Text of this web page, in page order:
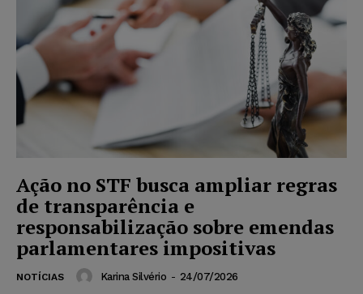
Ação no STF busca ampliar regras
de transparência e
responsabilização sobre emendas
parlamentares impositivas
NOTÍCIAS Karina Silvério - 24/07/2026